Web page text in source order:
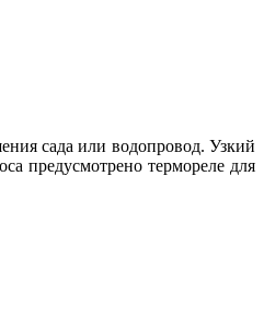
сада или водопровод. Узкий
предусмотрено термореле для